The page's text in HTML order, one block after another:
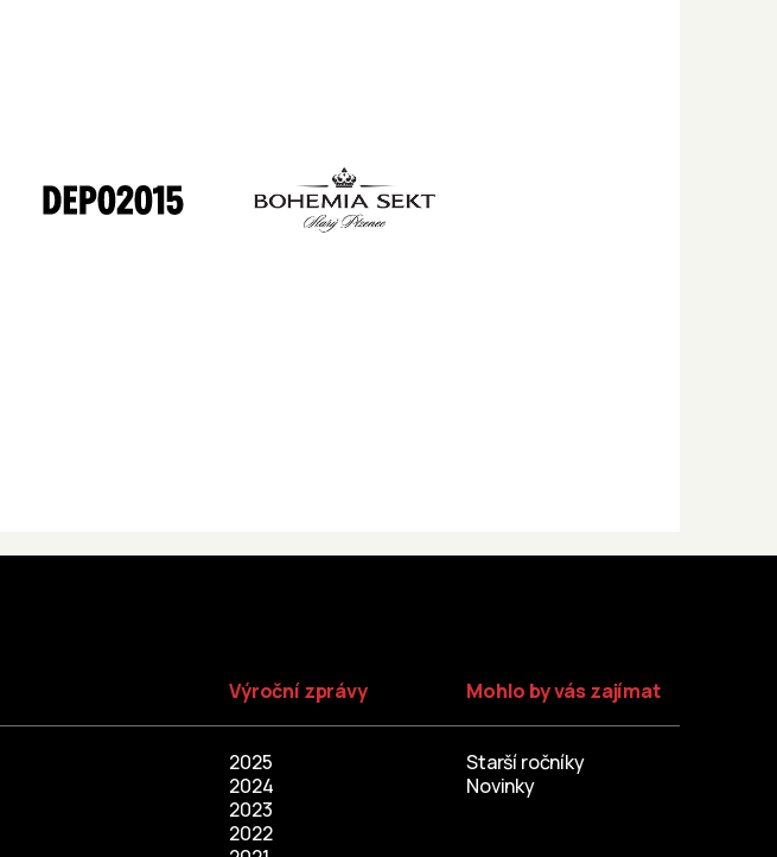
Výroční zprávy
2025
2024
2023
2022
Mohlo by vás zajímat
Starší ročníky
Novinky